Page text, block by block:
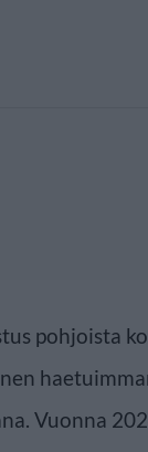
pohjoista
Vuonna